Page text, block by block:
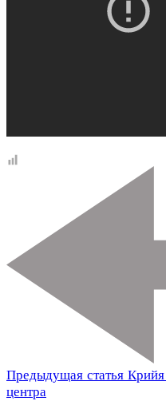
Предыдущая статья Крийя
центра